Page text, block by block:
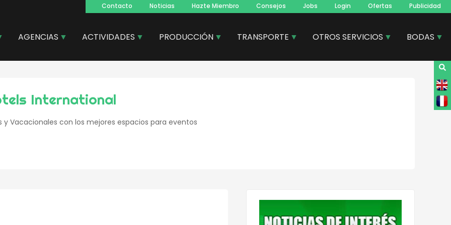
Navegacion
principal
Contacto Noticias Hazte Miembro Consejos Jobs Login Ofertas Publicidad
AGENCIAS ACTIVIDADES PRODUCCIÓN TRANSPORTE OTROS SERVICIOS BODAS
International
y Vacacionales con los mejores espacios para eventos